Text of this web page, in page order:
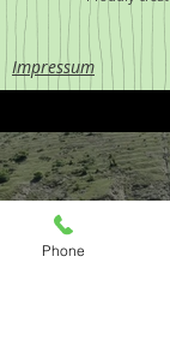
Impressum
Phone